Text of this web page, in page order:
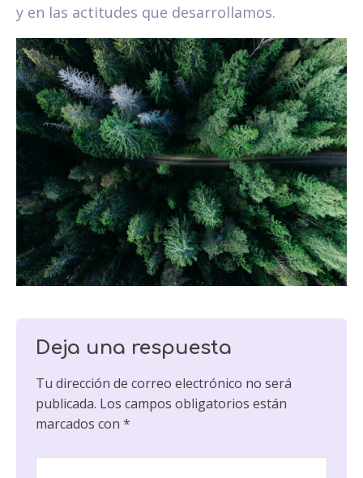
y en las actitudes que desarrollamos.
Deja una respuesta
Tu dirección de correo electrónico no será
publicada. Los campos obligatorios están
marcados con *